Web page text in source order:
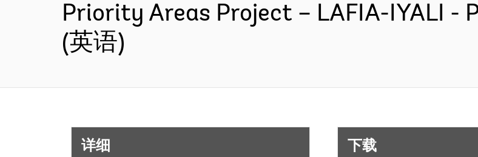
Priority Areas Project – LAFIA-IYALI -
(英语)
详细 下载